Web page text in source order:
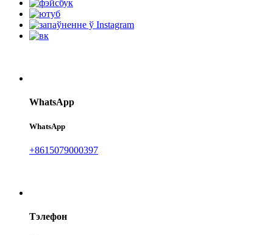
WhatsApp
WhatsApp
+8615079000397
Тэлефон